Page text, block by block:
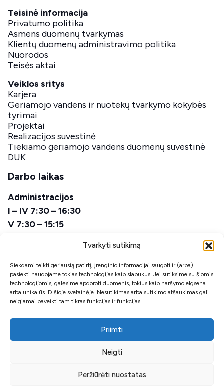
Tvarkyti sutikimą
Siekdami teikti geriausią patirtį, įrenginio informacijai saugoti ir (arba)
pasiekti naudojame tokias technologijas kaip slapukus. Jei sutiksime su šiomis
technologijomis, galėsime apdoroti duomenis, tokius kaip naršymo elgsena
arba unikalūs ID šioje svetainėje. Nesutikimas arba sutikimo atšaukimas gali
neigiamai paveikti tam tikras funkcijas ir funkcijas.
Priimti
Neigti
Peržiūrėti nuostatas
Teisinė informacija
Privatumo politika
Asmens duomenų tvarkymas
Klientų duomenų administravimo politika
Nuorodos
Teisės aktai
Veiklos sritys
Karjera
Geriamojo vandens ir nuotekų tvarkymo kokybės
tyrimai
Projektai
Realizacijos suvestinė
Tiekiamo geriamojo vandens duomenų suvestinė
DUK
Darbo laikas
Administracijos
I – IV 7:30 – 16:30
V 7:30 – 15:15
Avarinės tarnybos
00:00 – 24:00
PictureIDeas
Privatumo politika
Klientų duomenų administravimo politika